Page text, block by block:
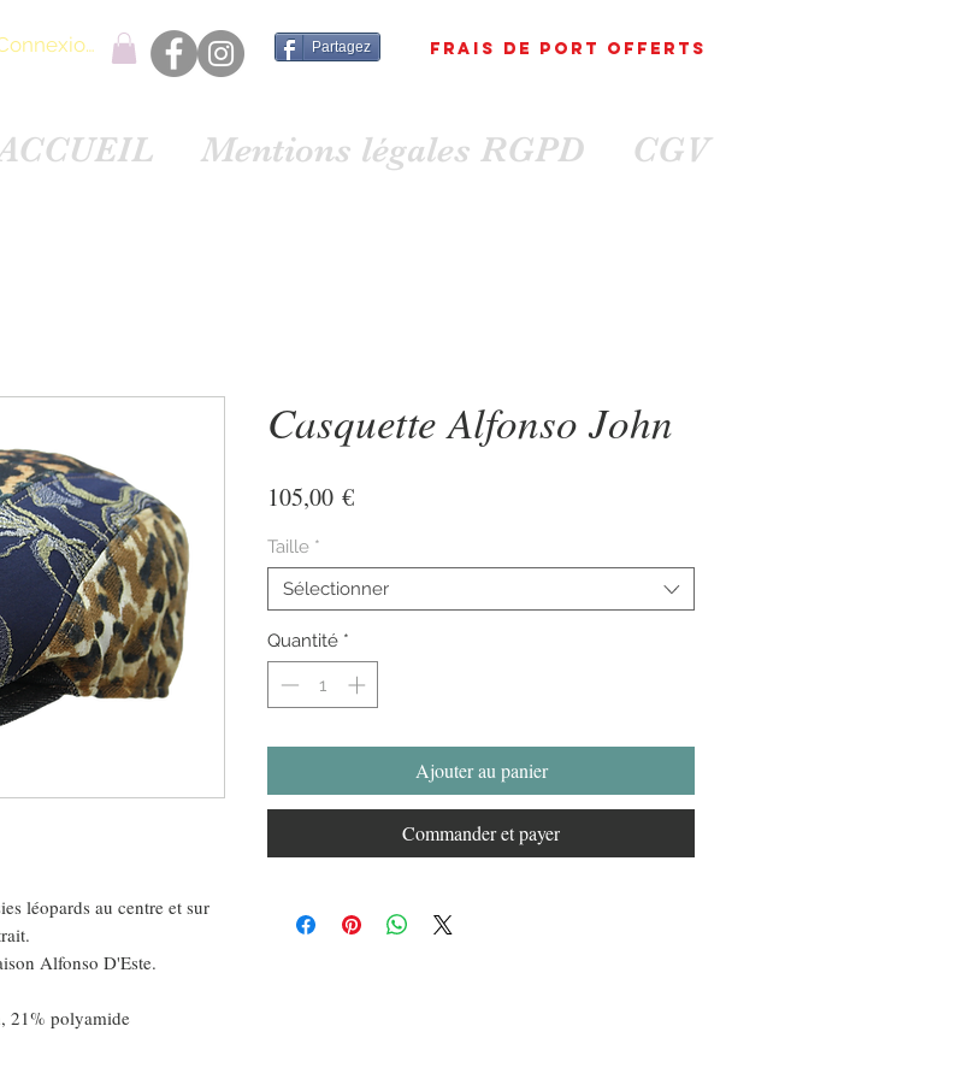
Partagez FRAIS DE PORT OFFErts
Mentions légales RGPD CGV
léopards au centre et sur
Alfonso D'Este.
21% polyamide
Casquette Alfonso John
105,00 €Prix
Taille *
Sélectionner
Quantité *
Ajouter au panier
Commander et payer